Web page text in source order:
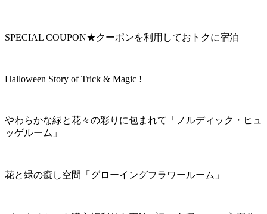
SPECIAL COUPON★クーポンを利用しておトクに宿泊
Halloween Story of Trick & Magic !
やわらかな緑と花々の彩りに包まれて「ノルディック・ヒュ
ッゲルーム」
花と緑の癒し空間「グローイングフラワールーム」